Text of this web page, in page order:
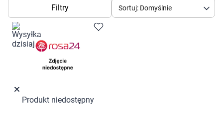
Dla zwierząt
Dom i ogród
Kobieta w ciąży i mama
Filtry Sortuj: Domyślnie
Produkt niedostępny